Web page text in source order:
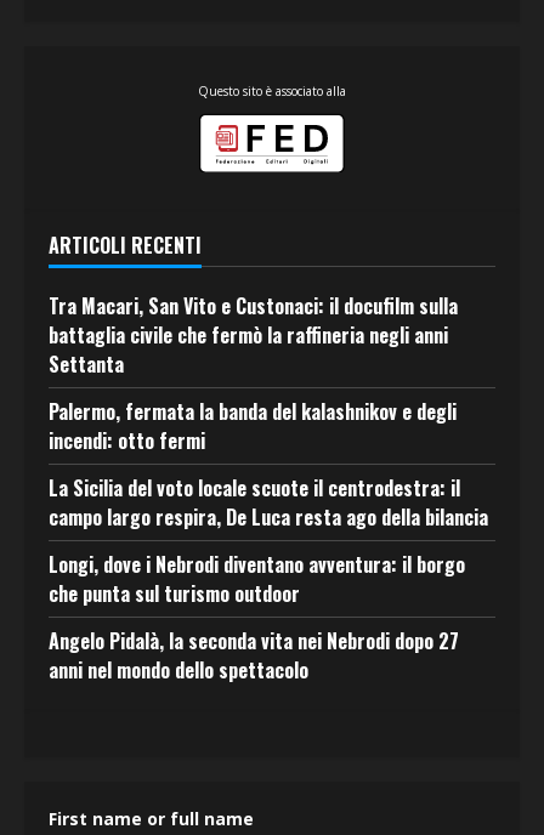
Questo sito è associato alla
ARTICOLI RECENTI
Tra Macari, San Vito e Custonaci: il docufilm sulla
battaglia civile che fermò la raffineria negli anni
Settanta
Palermo, fermata la banda del kalashnikov e degli
incendi: otto fermi
La Sicilia del voto locale scuote il centrodestra: il
campo largo respira, De Luca resta ago della bilancia
Longi, dove i Nebrodi diventano avventura: il borgo
che punta sul turismo outdoor
Angelo Pidalà, la seconda vita nei Nebrodi dopo 27
anni nel mondo dello spettacolo
First name or full name